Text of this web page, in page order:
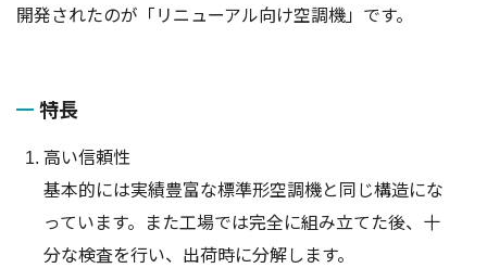
開発されたのが「リニューアル向け空調機」です。
特長
高い信頼性
基本的には実績豊富な標準形空調機と同じ構造にな
っています。また工場では完全に組み立てた後、十
分な検査を行い、出荷時に分解します。